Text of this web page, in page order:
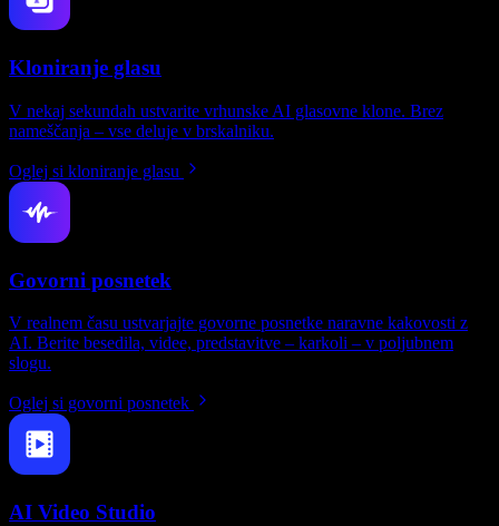
Kloniranje glasu
V nekaj sekundah ustvarite vrhunske AI glasovne klone. Brez
nameščanja – vse deluje v brskalniku.
Oglej si kloniranje glasu
Govorni posnetek
V realnem času ustvarjajte govorne posnetke naravne kakovosti z
AI. Berite besedila, videe, predstavitve – karkoli – v poljubnem
slogu.
Oglej si govorni posnetek
AI Video Studio